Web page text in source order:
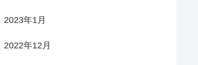
2023年1月
2022年12月